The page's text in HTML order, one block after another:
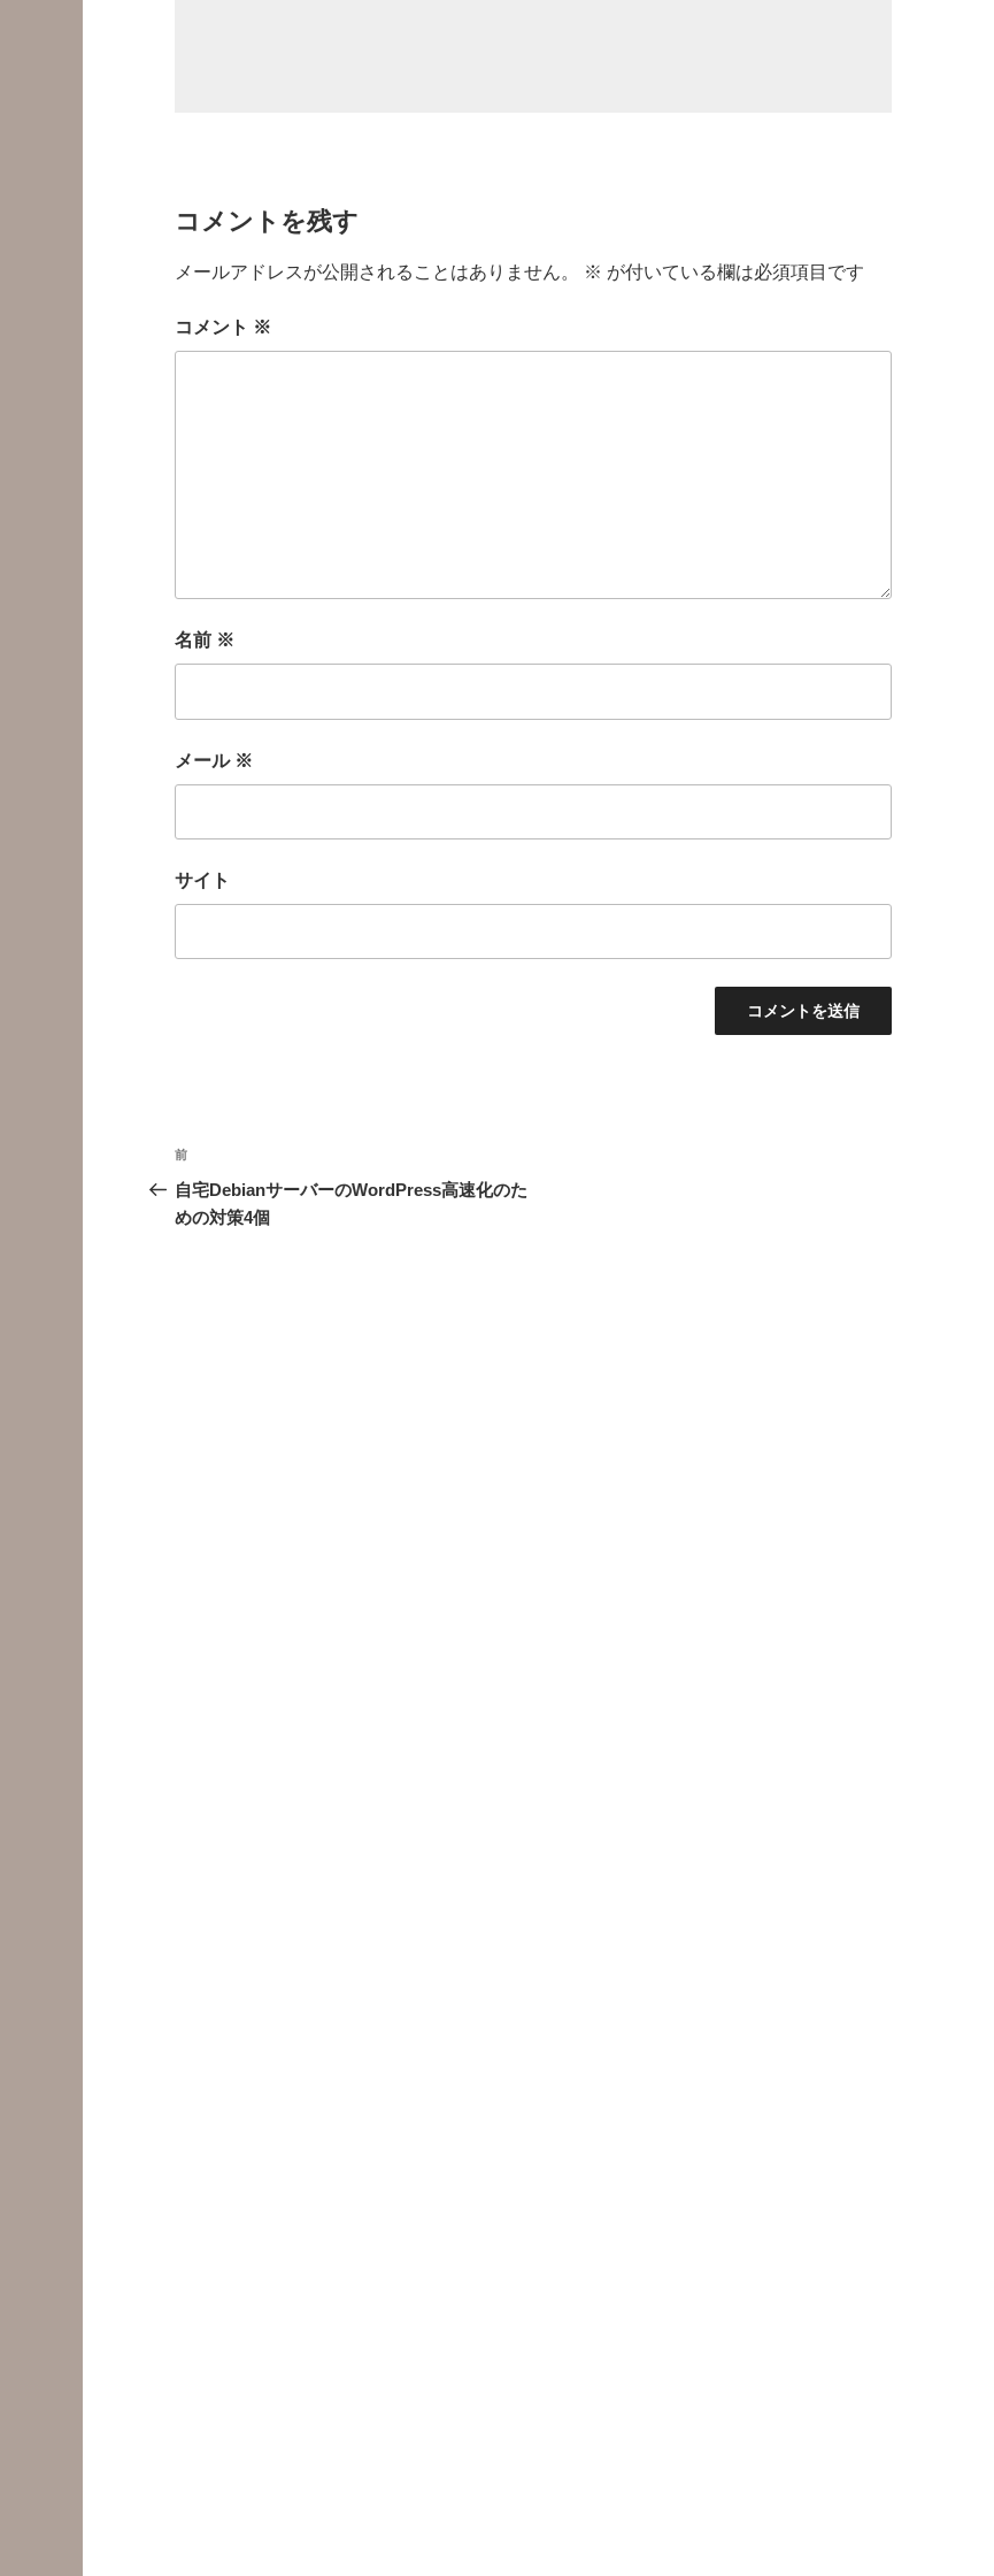
コメントを残す
メールアドレスが公開されることはありません。 ※ が付いている欄は必須項目です
コメント ※
名前 ※
メール ※
サイト
投
稿
ナ
前
の
投
前
自宅DebianサーバーのWordPress高速化のた
めの対策4個